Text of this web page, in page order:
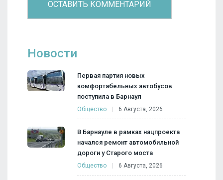
Новости
Первая партия новых
комфортабельных автобусов
поступила в Барнаул
Общество 6 Августа, 2026
В Барнауле в рамках нацпроекта
начался ремонт автомобильной
дороги у Старого моста
Общество 6 Августа, 2026